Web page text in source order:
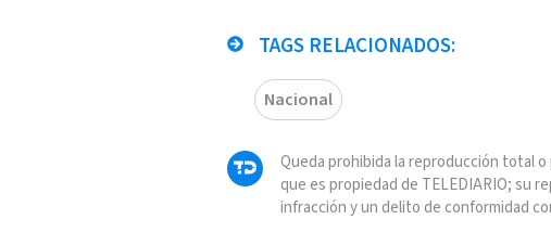
TAGS RELACIONADOS:
Nacional
Queda prohibida la reproducción total
que es propiedad de TELEDIARIO; su
infracción y un delito de conformidad